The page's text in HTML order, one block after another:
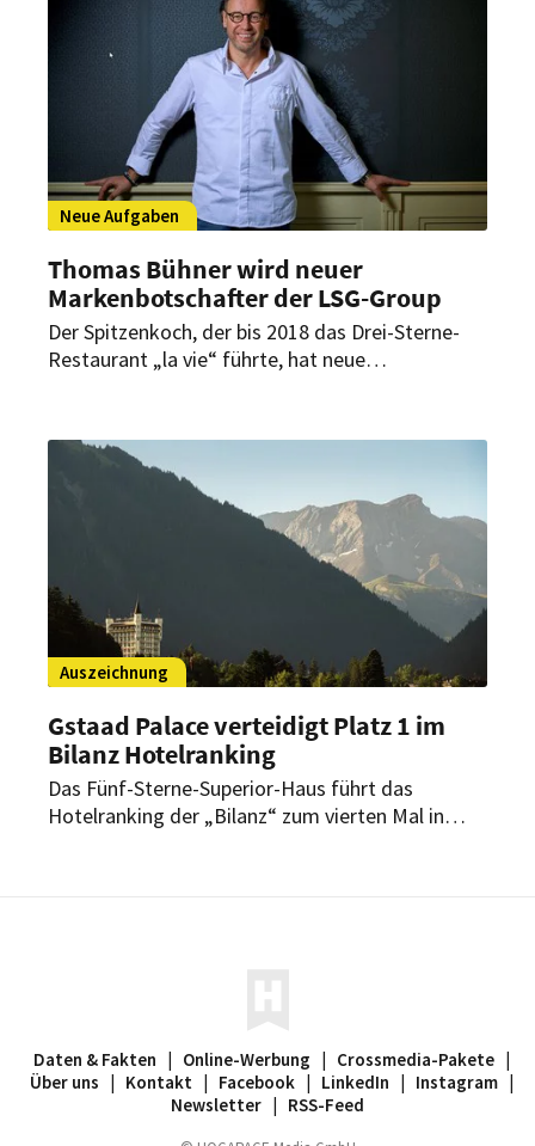
Neue Aufgaben
Thomas Bühner wird neuer
Markenbotschafter der LSG-Group
Der Spitzenkoch, der bis 2018 das Drei-Sterne-
Restaurant „la vie“ führte, hat neue
mit seinem kulinarischen Wissen.
Auszeichnung
Gstaad Palace verteidigt Platz 1 im
Bilanz Hotelranking
Das Fünf-Sterne-Superior-Haus führt das
Hotelranking der „Bilanz“ zum vierten Mal in
Daten & Fakten | Online-Werbung | Crossmedia-Pakete |
Über uns | Kontakt | Facebook | LinkedIn | Instagram |
Newsletter | RSS-Feed